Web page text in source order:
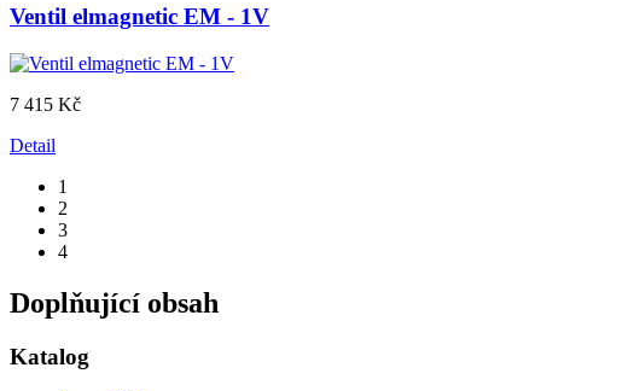
Ventil elmagnetic EM - 1V
7 415 Kč
Detail
1
2
3
4
Doplňující obsah
Katalog